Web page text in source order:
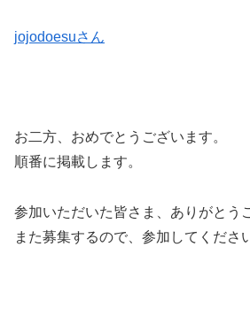
jojodoesuさん
お二方、おめでとうございます。
順番に掲載します。
参加いただいた皆さま、ありがとう
また募集するので、参加してくださ